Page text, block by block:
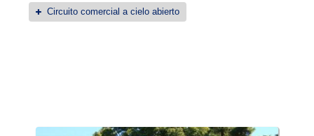
Circuito comercial a cielo abierto